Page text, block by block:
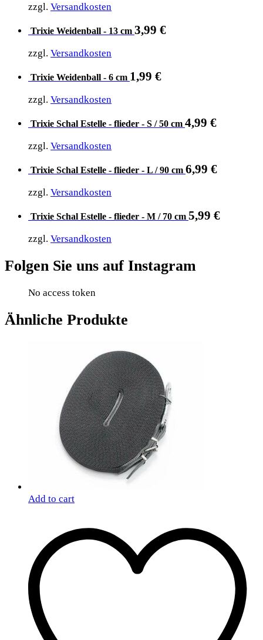
zzgl. Versandkosten
Trixie Weidenball - 13 cm 3,99 €
zzgl. Versandkosten
Trixie Weidenball - 6 cm 1,99 €
zzgl. Versandkosten
Trixie Schal Estelle - flieder - S / 50 cm 4,99 €
zzgl. Versandkosten
Trixie Schal Estelle - flieder - L / 90 cm 6,99 €
zzgl. Versandkosten
Trixie Schal Estelle - flieder - M / 70 cm 5,99 €
zzgl. Versandkosten
Folgen Sie uns auf Instagram
No access token
Ähnliche Produkte
Add to cart